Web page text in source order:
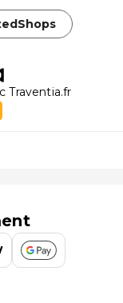
Traventia.fr